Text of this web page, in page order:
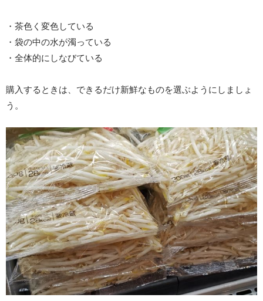
・茶色く変色している
・袋の中の水が濁っている
・全体的にしなびている
購入するときは、できるだけ新鮮なものを選ぶようにしましょ
う。